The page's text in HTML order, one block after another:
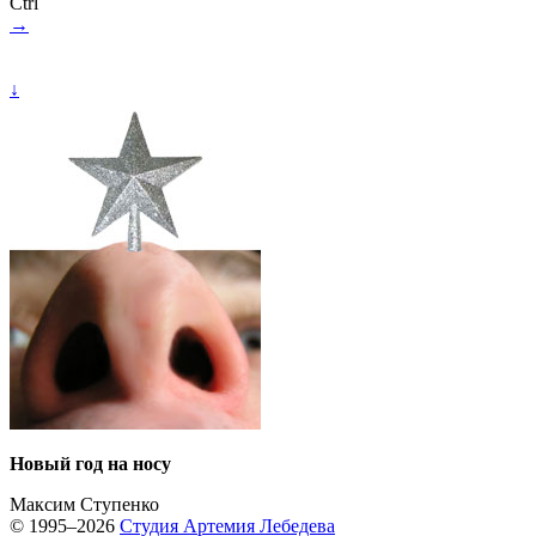
→
↓
Новый год на носу
Максим Ступенко
© 1995–2026 Студия Артемия Лебедева